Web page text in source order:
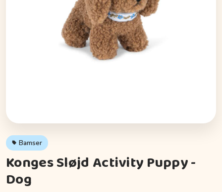
Bamser
Konges Sløjd Activity Puppy -
Dog